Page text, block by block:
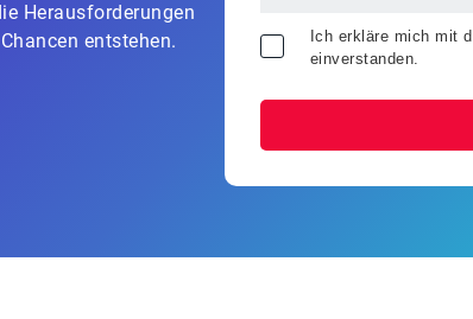
Herausforderungen
entstehen.
Ich erkläre mich mit
einverstanden.